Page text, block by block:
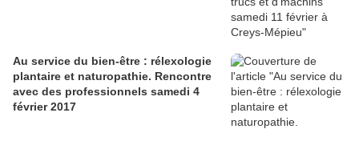
Au service du bien-être : rélexologie
plantaire et naturopathie. Rencontre
avec des professionnels samedi 4
février 2017